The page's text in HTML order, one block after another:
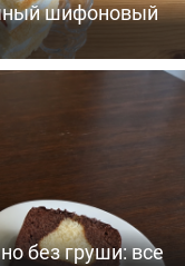
шифоновый
без груши: все